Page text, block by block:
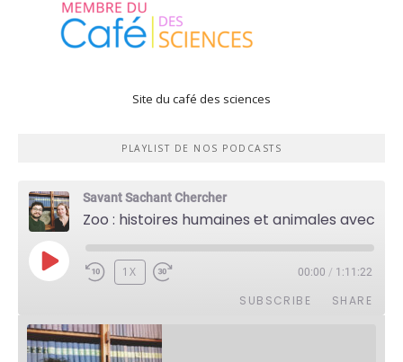
Site du café des sciences
PLAYLIST DE NOS PODCASTS
Savant Sachant Chercher
PLAY
EPISODE
1X 00:00 / 1:11:22
SUBSCRIBE SHARE